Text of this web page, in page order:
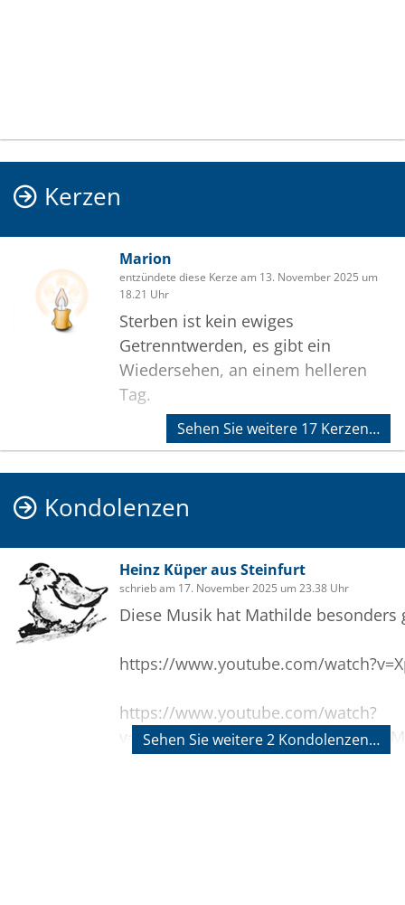
Kerzen
Marion
entzündete diese Kerze am 13. November 2025 um
18.21 Uhr
Sterben ist kein ewiges
Getrenntwerden, es gibt ein
Wiedersehen, an einem helleren
Tag.
Sehen Sie weitere 17 Kerzen…
Kondolenzen
Heinz Küper aus Steinfurt
schrieb am 17. November 2025 um 23.38 Uhr
Diese Musik hat Mathilde besonders
https://www.youtube.com/
https://www.youtube.com/watch?
Sehen Sie weitere 2 Kondolenzen…